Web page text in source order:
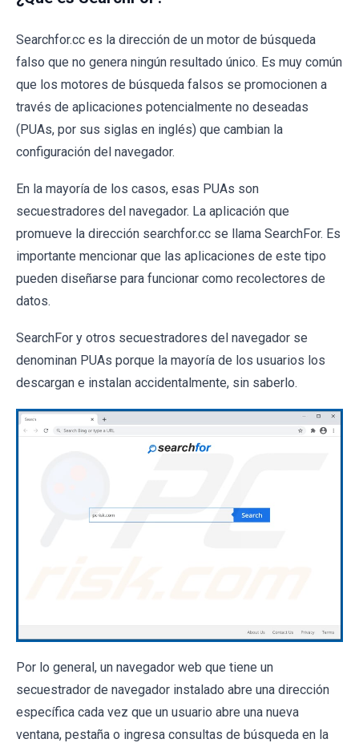
Searchfor.cc es la dirección de un motor de búsqueda
falso que no genera ningún resultado único. Es muy común
que los motores de búsqueda falsos se promocionen a
través de aplicaciones potencialmente no deseadas
(PUAs, por sus siglas en inglés) que cambian la
configuración del navegador.
En la mayoría de los casos, esas PUAs son
secuestradores del navegador. La aplicación que
promueve la dirección searchfor.cc se llama SearchFor. Es
importante mencionar que las aplicaciones de este tipo
pueden diseñarse para funcionar como recolectores de
datos.
SearchFor y otros secuestradores del navegador se
denominan PUAs porque la mayoría de los usuarios los
descargan e instalan accidentalmente, sin saberlo.
Por lo general, un navegador web que tiene un
secuestrador de navegador instalado abre una dirección
específica cada vez que un usuario abre una nueva
ventana, pestaña o ingresa consultas de búsqueda en la